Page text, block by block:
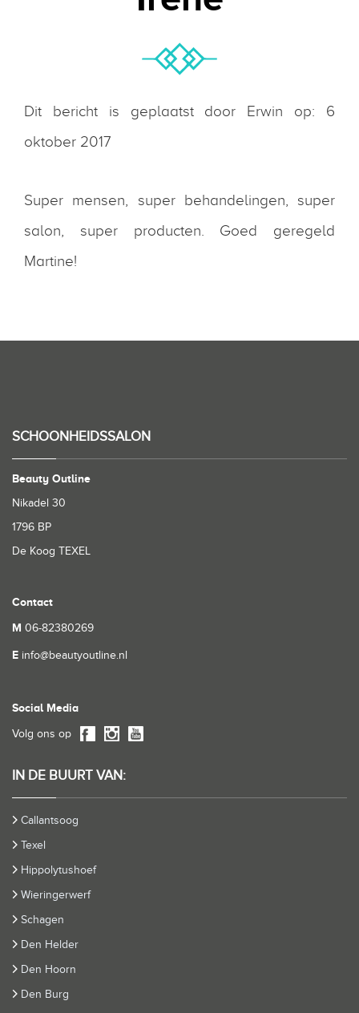
Dit bericht is geplaatst door Erwin op: 6
oktober 2017
Super mensen, super behandelingen, super
salon, super producten. Goed geregeld
Martine!
SCHOONHEIDSSALON
Beauty Outline
Nikadel 30
1796 BP
De Koog TEXEL
Contact
M 06-82380269
E info@beautyoutline.nl
Social Media
Volg ons op
IN DE BUURT VAN:
Callantsoog
Texel
Hippolytushoef
Wieringerwerf
Schagen
Den Helder
Den Hoorn
Den Burg